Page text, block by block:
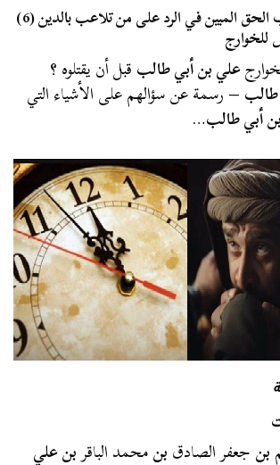
قراءة تحليلية لـ كتاب الحق المبين في الرد على من تلاعب بالدين (6)
للخوارج
علي بن أبي طالبقبل أن يقتلوه ؟
– رسمة عن سؤالهم على الأشياء التي
أبي طالب…
بنجعفر الصادقبنمحمد الباقربن علي